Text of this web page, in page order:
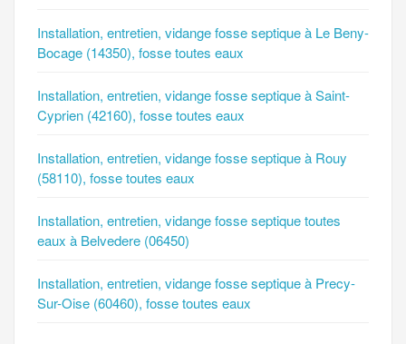
Installation, entretien, vidange fosse septique à Le Beny-
Bocage (14350), fosse toutes eaux
Installation, entretien, vidange fosse septique à Saint-
Cyprien (42160), fosse toutes eaux
Installation, entretien, vidange fosse septique à Rouy
(58110), fosse toutes eaux
Installation, entretien, vidange fosse septique toutes
eaux à Belvedere (06450)
Installation, entretien, vidange fosse septique à Precy-
Sur-Oise (60460), fosse toutes eaux